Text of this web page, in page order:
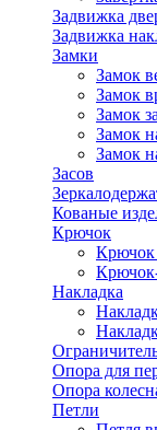
Задвижка
Задвижка
Замки
Замок
Замок
Замок
Замок
Замок
Засов
Кованые
Крючок
Крючок
Накладка
Опора для
Опора
Петли